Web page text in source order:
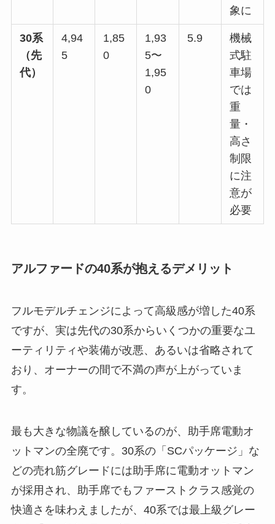
象に
30系
（先
代）
4,94
5
1,85
0
1,93
5〜
1,95
0
5.9
機械
式駐
車場
では
重
量・
高さ
制限
に注
意が
必要
アルファードの40系が抱えるデメリット
フルモデルチェンジによって高級感が増した40系
ですが、実は先代の30系からいくつかの重要なユ
ーティリティや装備が改悪、あるいは省略されて
おり、オーナーの間で不満の声が上がっていま
す。
最も大きな物議を醸しているのが、助手席電動オ
ットマンの全廃です。30系の「SCパッケージ」な
どの売れ筋グレードには助手席に電動オットマン
が採用され、助手席でもファーストクラス感覚の
快適さを味わえましたが、40系では最上級グレー